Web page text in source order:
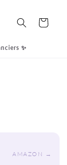
Carrito
✨
AMAZON →